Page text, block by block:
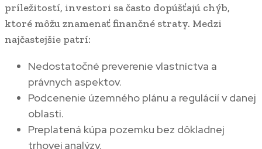
príležitostí, investori sa často dopúšťajú chýb,
ktoré môžu znamenať finančné straty. Medzi
najčastejšie patrí:
Nedostatočné preverenie vlastníctva a
právnych aspektov.
Podcenenie územného plánu a regulácií v danej
oblasti.
Preplatená kúpa pozemku bez dôkladnej
trhovej analýzy.